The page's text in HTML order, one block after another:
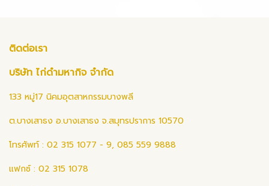
ติดต่อเรา
บริษัท ไก่ดำมหากิจ จำกัด
133 หมู่17 นิคมอุตสาหกรรมบางพลี
ต.บางเสาธง อ.บางเสาธง จ.สมุทรปราการ 10570
โทรศัพท์ : 02 315 1077 - 9, 085 559 9888
แฟกซ์ : 02 315 1078